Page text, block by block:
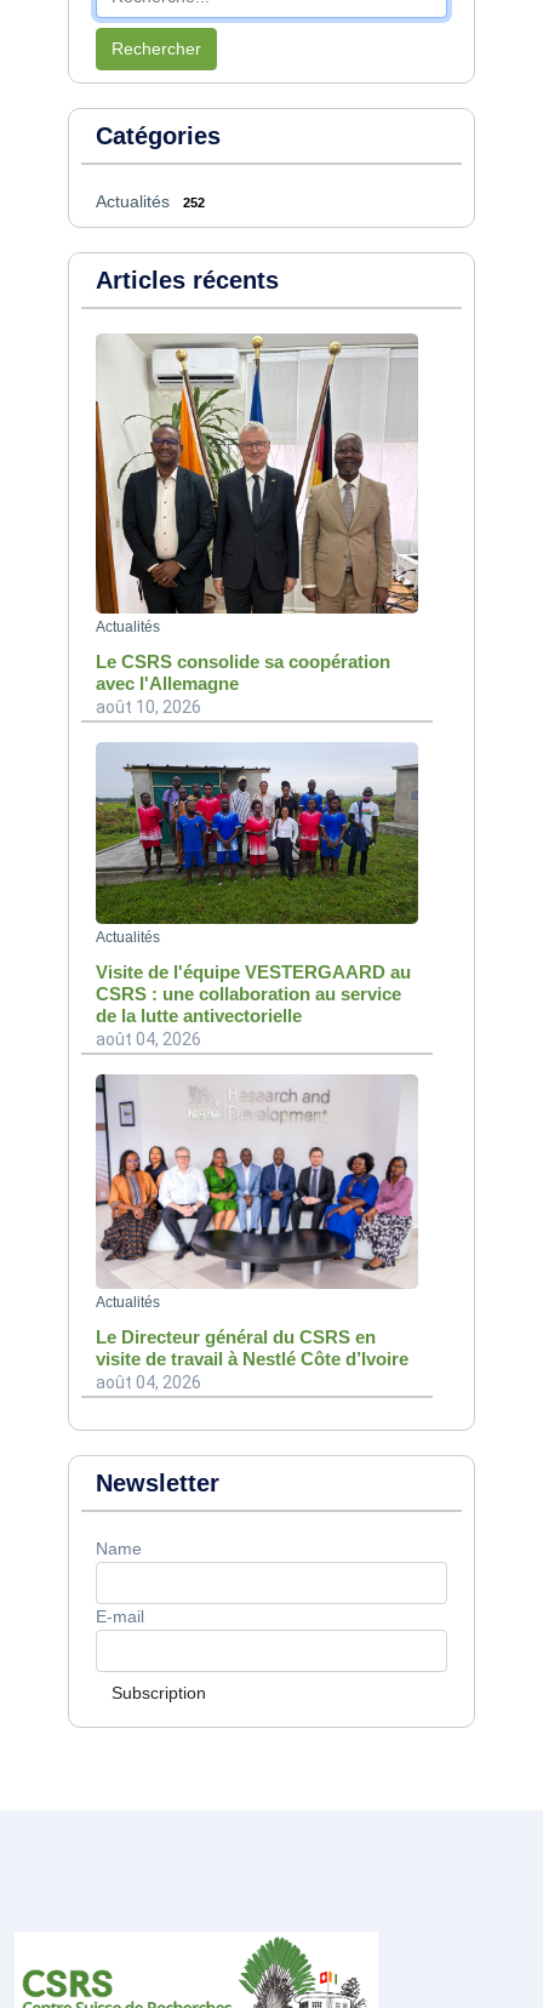
Rechercher
Catégories
Actualités 252
Articles récents
Actualités
Le CSRS consolide sa coopération
avec l'Allemagne
août 10, 2026
Actualités
Visite de l'équipe VESTERGAARD au
CSRS : une collaboration au service
de la lutte antivectorielle
août 04, 2026
Actualités
Le Directeur général du CSRS en
visite de travail à Nestlé Côte d’Ivoire
août 04, 2026
Newsletter
Name
E-mail
Subscription